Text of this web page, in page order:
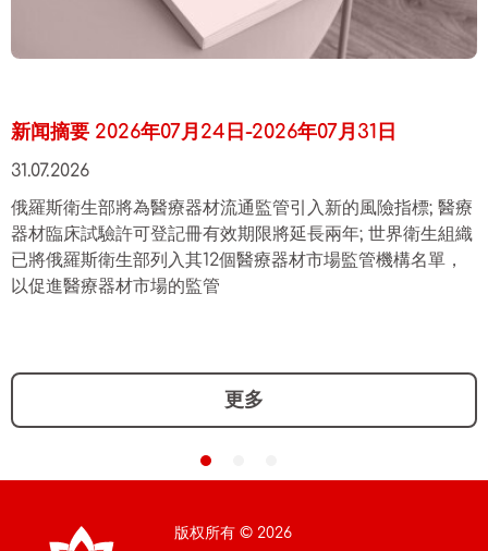
新闻摘要 2026年07月24日-2026年07月31日
31.07.2026
俄羅斯衛生部將為醫療器材流通監管引入新的風險指標; 醫療
器材臨床試驗許可登記冊有效期限將延長兩年; 世界衛生組織
已將俄羅斯衛生部列入其12個醫療器材市場監管機構名單，
以促進醫療器材市場的監管
更多
版权所有 © 2026